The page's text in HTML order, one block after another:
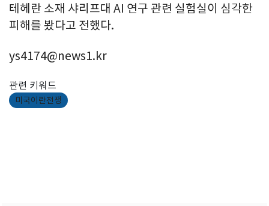
테헤란 소재 샤리프대 AI 연구 관련 실험실이 심각한
피해를 봤다고 전했다.
ys4174@news1.kr
관련 키워드
미국이란전쟁